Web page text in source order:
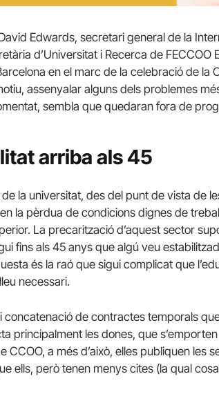
Edwards, secretari general de la
d’Universitat i Recerca de
en el marc de la celebració de la
assenyalar alguns dels problemes
sembla que quedaran fora de
arriba als 45
la universitat, des del punt de vista de
la pèrdua de condicions dignes de
La precarització d’aquest sector
fins als 45 anys que algú veu
és la raó que sigui complicat que
necessari.
concatenació de contractes temporals
principalment les dones, que
CCOO, a més d’això, elles publiquen les
ells, però tenen menys cites (la qual